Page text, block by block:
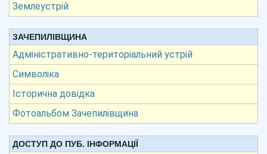
Землеустрій
ЗАЧЕПИЛІВЩИНА
Адміністративно-територіальний устрій
Символіка
Історична довідка
Фотоальбом Зачепилівщина
ДОСТУП ДО ПУБ. ІНФОРМАЦІЇ